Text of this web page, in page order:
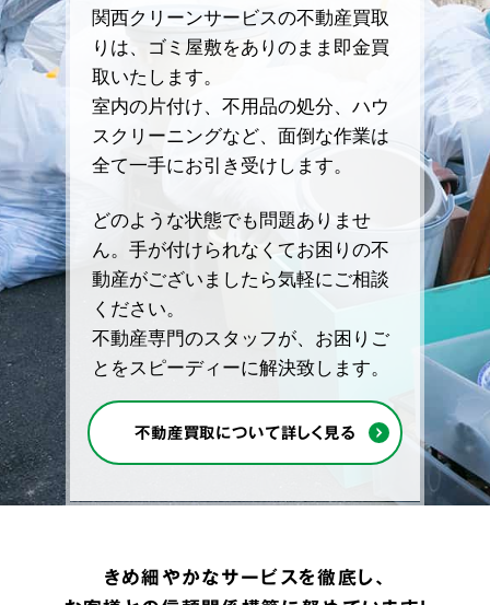
関西クリーンサービスの不動産買取
りは、ゴミ屋敷をありのまま即金買
取いたします。
室内の片付け、不用品の処分、ハウ
スクリーニングなど、面倒な作業は
全て一手にお引き受けします。
どのような状態でも問題ありませ
ん。手が付けられなくてお困りの不
動産がございましたら気軽にご相談
ください。
不動産専門のスタッフが、お困りご
とをスピーディーに解決致します。
不動産買取について詳しく見る
きめ細やかなサービスを徹底し、